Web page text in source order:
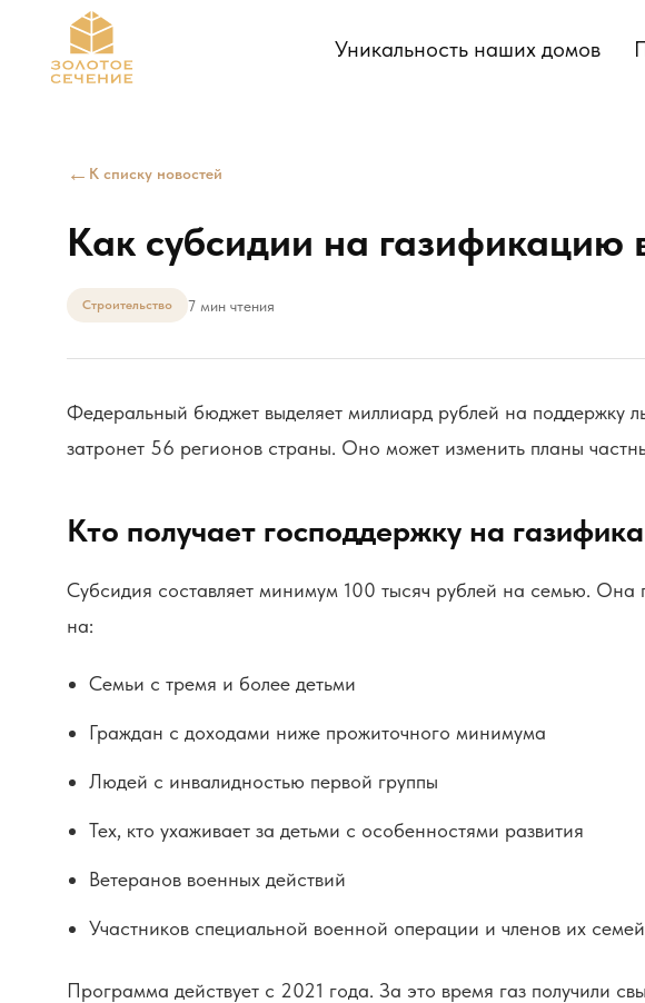
Уникальность наших домов
← К списку новостей
Как субсидии на газификацию
Строительство 7 мин чтения
Федеральный бюджет выделяет миллиард рублей на поддержку
затронет 56 регионов страны. Оно может изменить планы
Кто получает господдержку на
Субсидия составляет минимум 100 тысяч рублей на семью.
на:
Семьи с тремя и более детьми
Граждан с доходами ниже прожиточного минимума
Людей с инвалидностью первой группы
Тех, кто ухаживает за детьми с особенностями развития
Ветеранов военных действий
Участников специальной военной операции и членов их семей
Программа действует с 2021 года. За это время газ получили